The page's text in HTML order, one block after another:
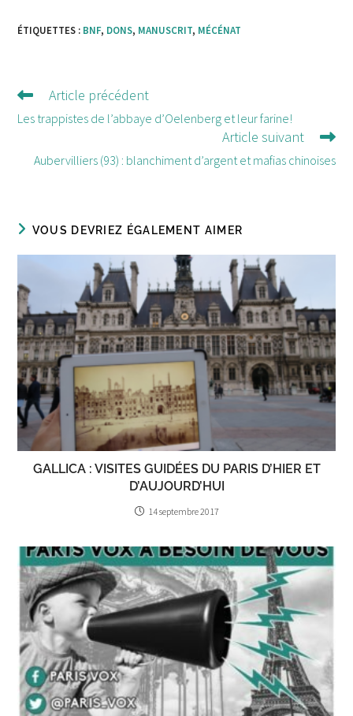
ÉTIQUETTES : BNF, DONS, MANUSCRIT, MÉCÉNAT
Lire
d'autres
Article précédent
Les trappistes de l’abbaye d’Oelenberg et leur farine!
Article suivant
Aubervilliers (93) : blanchiment d’argent et mafias chinoises
VOUS DEVRIEZ ÉGALEMENT AIMER
GALLICA : VISITES GUIDÉES DU PARIS D’HIER ET
D’AUJOURD’HUI
14 septembre 2017